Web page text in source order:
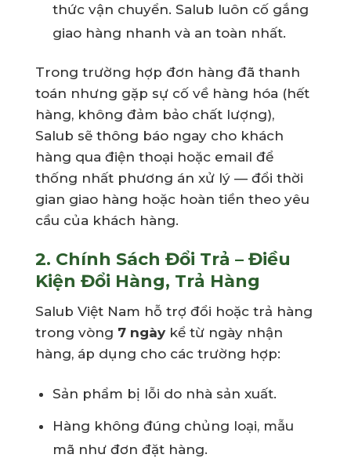
thức vận chuyển. Salub luôn cố gắng
giao hàng nhanh và an toàn nhất.
Trong trường hợp đơn hàng đã thanh
toán nhưng gặp sự cố về hàng hóa (hết
hàng, không đảm bảo chất lượng),
Salub sẽ thông báo ngay cho khách
hàng qua điện thoại hoặc email để
thống nhất phương án xử lý — đổi thời
gian giao hàng hoặc hoàn tiền theo yêu
cầu của khách hàng.
2. Chính Sách Đổi Trả – Điều
Kiện Đổi Hàng, Trả Hàng
Salub Việt Nam hỗ trợ đổi hoặc trả hàng
trong vòng 7 ngày kể từ ngày nhận
hàng, áp dụng cho các trường hợp:
Sản phẩm bị lỗi do nhà sản xuất.
Hàng không đúng chủng loại, mẫu
mã như đơn đặt hàng.